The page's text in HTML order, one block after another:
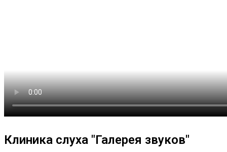
Клиника слуха "Галерея звуков"